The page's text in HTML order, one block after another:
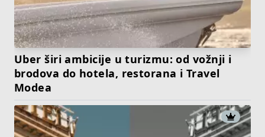
Uber širi ambicije u turizmu: od vožnji i
brodova do hotela, restorana i Travel
Modea